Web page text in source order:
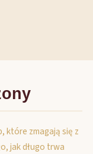
które zmagają się z
jak długo trwa